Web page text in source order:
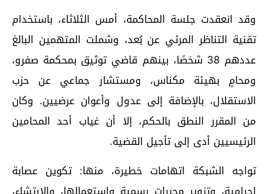
وقد انعقدت جلسة المحاكمة، أمس الثلاثاء، باستخدام
تقنية التناظر المرئي عن بُعد، وشملت المتهمين البالغ
عددهم 38 شخصًا، بينهم قاضي توثيق بمحكمة صفرو،
ومحامٍ بهيئة مكناس، ومستشار جماعي عن حزب
الاستقلال، بالإضافة إلى عدول وأعوان عرضيين. وكان
من المقرر النطق بالحكم، إلا أن غياب أحد المحامين
الرئيسيين أدى إلى تأجيل القضية.
تواجه الشبكة اتهامات خطيرة، منها: تكوين عصابة